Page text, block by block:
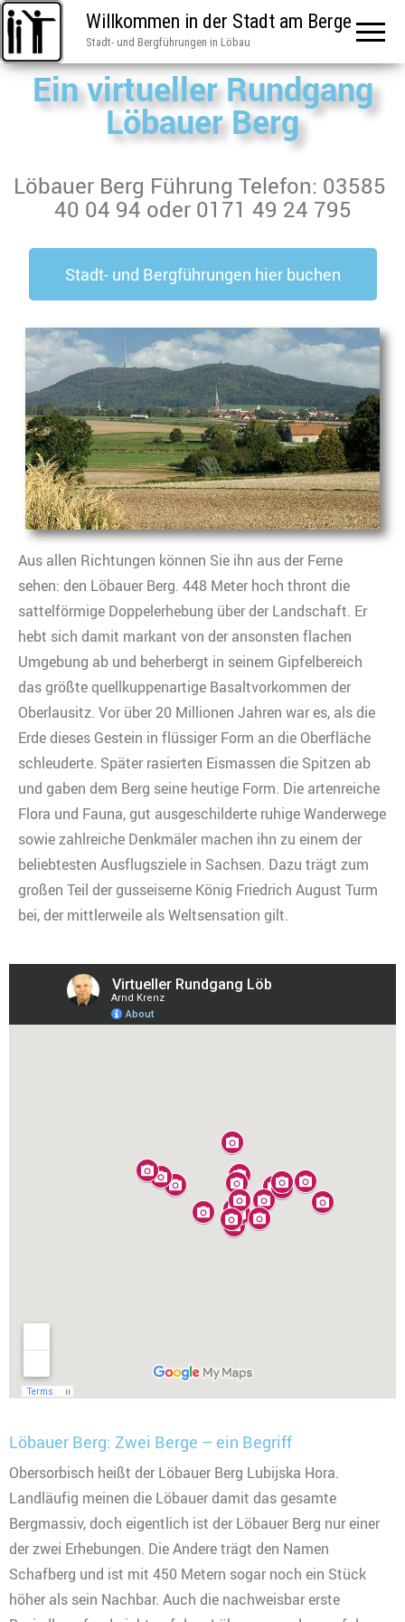
Willkommen in der Stadt am Berge
Stadt- und Bergführungen in Löbau
Ein virtueller Rundgang
Löbauer Berg
Löbauer Berg Führung Telefon: 03585
40 04 94 oder 0171 49 24 795
Stadt- und Bergführungen hier buchen
Aus allen Richtungen können Sie ihn aus der Ferne
sehen: den Löbauer Berg. 448 Meter hoch thront die
sattelförmige Doppelerhebung über der Landschaft. Er
hebt sich damit markant von der ansonsten flachen
Umgebung ab und beherbergt in seinem Gipfelbereich
das größte quellkuppenartige Basaltvorkommen der
Oberlausitz. Vor über 20 Millionen Jahren war es, als die
Erde dieses Gestein in flüssiger Form an die Oberfläche
schleuderte. Später rasierten Eismassen die Spitzen ab
und gaben dem Berg seine heutige Form. Die artenreiche
Flora und Fauna, gut ausgeschilderte ruhige Wanderwege
sowie zahlreiche Denkmäler machen ihn zu einem der
beliebtesten Ausflugsziele in Sachsen. Dazu trägt zum
großen Teil der gusseiserne König Friedrich August Turm
bei, der mittlerweile als Weltsensation gilt.
Löbauer Berg: Zwei Berge – ein Begriff
Obersorbisch heißt der Löbauer Berg Lubijska Hora.
Landläufig meinen die Löbauer damit das gesamte
Bergmassiv, doch eigentlich ist der Löbauer Berg nur einer
der zwei Erhebungen. Die Andere trägt den Namen
Schafberg und ist mit 450 Metern sogar noch ein Stück
höher als sein Nachbar. Auch die nachweisbar erste